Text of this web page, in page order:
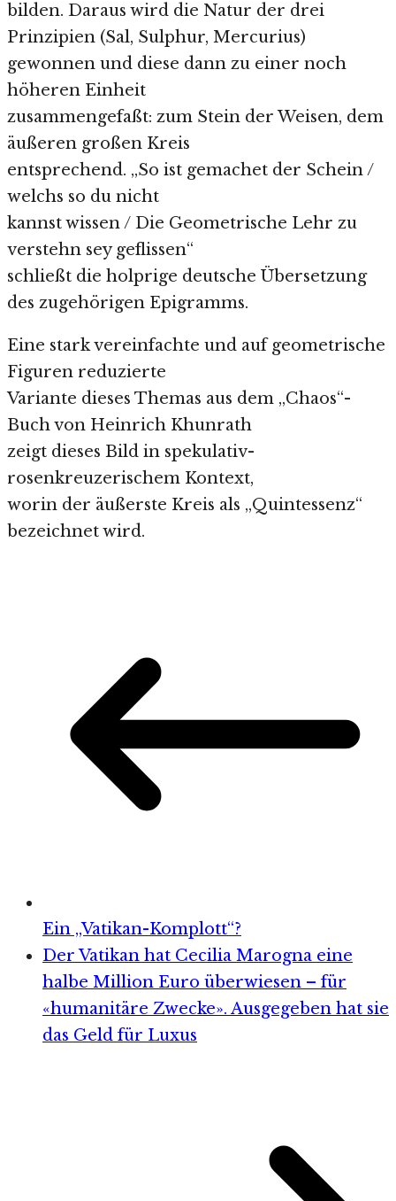
bilden. Daraus wird die Natur der drei
Prinzipien (Sal, Sulphur, Mercurius)
gewonnen und diese dann zu einer noch
höheren Einheit
zusammengefaßt: zum Stein der Weisen, dem
äußeren großen Kreis
entsprechend. „So ist gemachet der Schein /
welchs so du nicht
kannst wissen / Die Geometrische Lehr zu
verstehn sey geflissen“
schließt die holprige deutsche Übersetzung
des zugehörigen Epigramms.
Eine stark vereinfachte und auf geometrische
Figuren reduzierte
Variante dieses Themas aus dem „Chaos“-
Buch von Heinrich Khunrath
zeigt dieses Bild in spekulativ-
rosenkreuzerischem Kontext,
worin der äußerste Kreis als „Quintessenz“
bezeichnet wird.
Ein „Vatikan-Komplott“?
Der Vatikan hat Cecilia Marogna eine
halbe Million Euro überwiesen – für
«humanitäre Zwecke». Ausgegeben hat sie
das Geld für Luxus